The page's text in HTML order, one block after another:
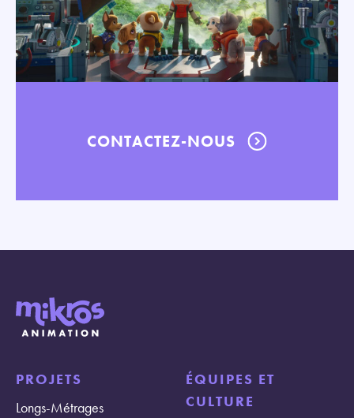
CONTACTEZ-NOUS
PROJETS
Longs-Métrages
ÉQUIPES ET
CULTURE